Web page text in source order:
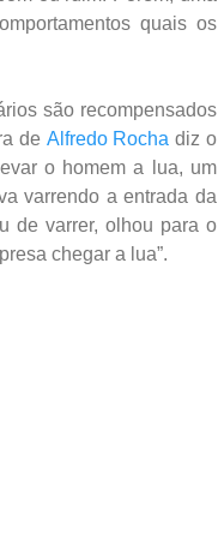
quais os
são recompensados
deAlfredo Rocha diz o
o homem a lua, um
varrendo a entrada da
de varrer, olhou para o
chegar a lua”.